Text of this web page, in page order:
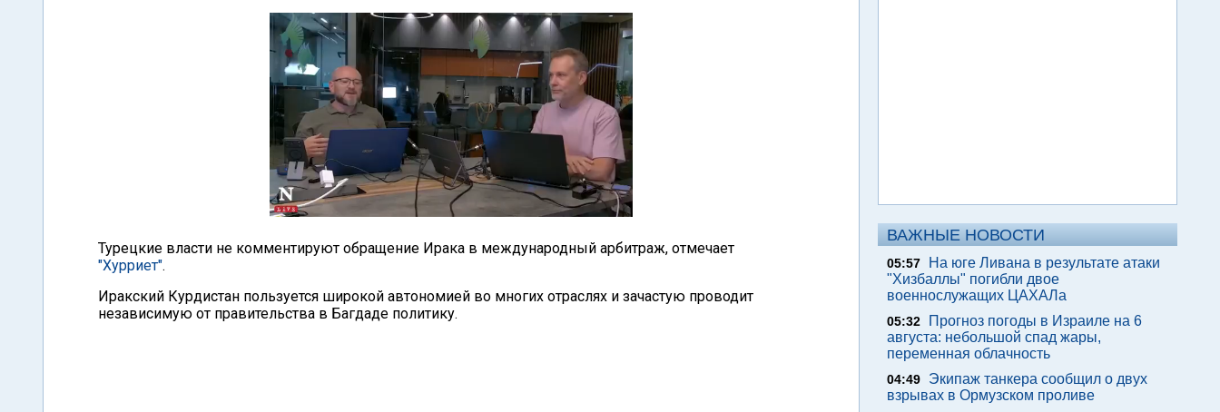
Турецкие власти не комментируют обращение Ирака в международный арбитраж, отмечает
"Хурриет".
Иракский Курдистан пользуется широкой автономией во многих отраслях и зачастую проводит
независимую от правительства в Багдаде политику.
ВАЖНЫЕ НОВОСТИ
05:57
На юге Ливана в результате атаки
"Хизбаллы" погибли двое
военнослужащих ЦАХАЛа
05:32
Прогноз погоды в Израиле на 6
августа: небольшой спад жары,
переменная облачность
04:49
Экипаж танкера сообщил о двух
взрывах в Ормузском проливе